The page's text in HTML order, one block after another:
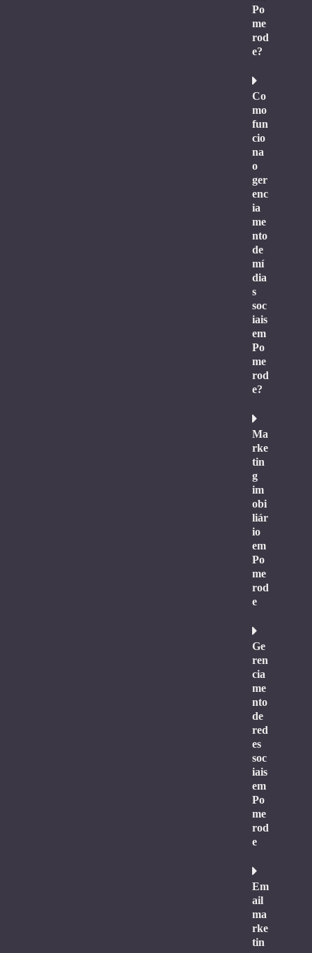
Po
me
rod
e?
Co
mo
fun
cio
na
o
ger
enc
ia
me
nto
de
mí
dia
s
soc
iais
em
Po
me
rod
e?
Ma
rke
tin
g
im
obi
liár
io
em
Po
me
rod
e
Ge
ren
cia
me
nto
de
red
es
soc
iais
em
Po
me
rod
e
Em
ail
ma
rke
tin